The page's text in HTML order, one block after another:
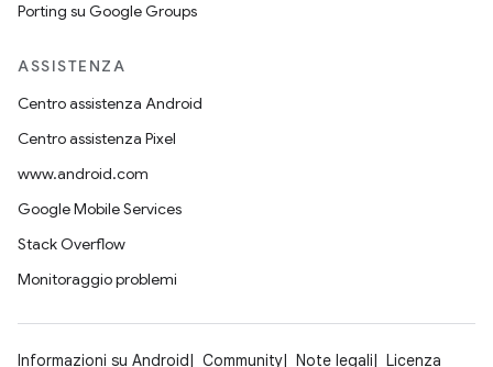
Porting su Google Groups
ASSISTENZA
Centro assistenza Android
Centro assistenza Pixel
www.android.com
Google Mobile Services
Stack Overflow
Monitoraggio problemi
Informazioni su Android Community Note legali Licenza